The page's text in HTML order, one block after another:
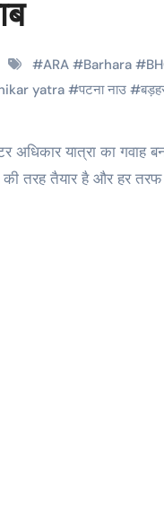
#ARA #Barhara #
yatra#पटना नाउ #
तरह तैयार है और हर तरफ